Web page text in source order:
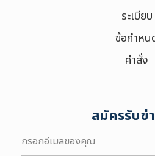
ระเบียบ
ข้อกำหน
คำสั่ง
สมัครรับข่